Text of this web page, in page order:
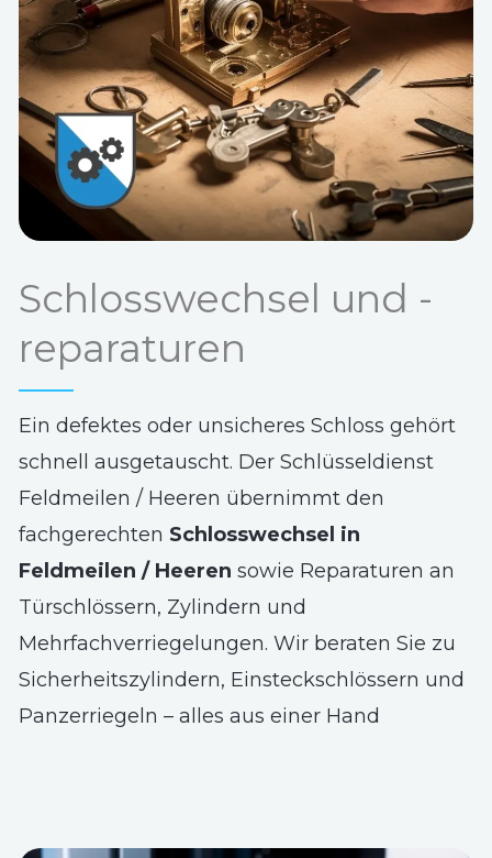
Schlosswechsel und -
reparaturen
Ein defektes oder unsicheres Schloss gehört
schnell ausgetauscht. Der Schlüsseldienst
Feldmeilen / Heeren übernimmt den
fachgerechten Schlosswechsel in
Feldmeilen / Heeren sowie Reparaturen an
Türschlössern, Zylindern und
Mehrfachverriegelungen. Wir beraten Sie zu
Sicherheitszylindern, Einsteckschlössern und
Panzerriegeln – alles aus einer Hand